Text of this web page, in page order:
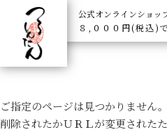
公式オンラインショッ
８,０００円(税込)
ご指定のページは見つかりません。
削除されたかＵＲＬが変更された